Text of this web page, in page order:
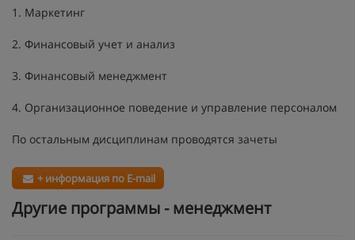
1. Маркетинг
2. Финансовый учет и анализ
3. Финансовый менеджмент
4. Организационное поведение и управление персоналом
По остальным дисциплинам проводятся зачеты
+ информация по E-mail
Другие программы - менеджмент